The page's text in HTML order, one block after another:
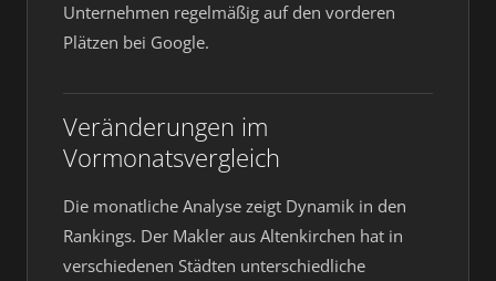
Unternehmen regelmäßig auf den vorderen
Plätzen bei Google.
Veränderungen im
Vormonatsvergleich
Die monatliche Analyse zeigt Dynamik in den
Rankings. Der Makler aus Altenkirchen hat in
verschiedenen Städten unterschiedliche